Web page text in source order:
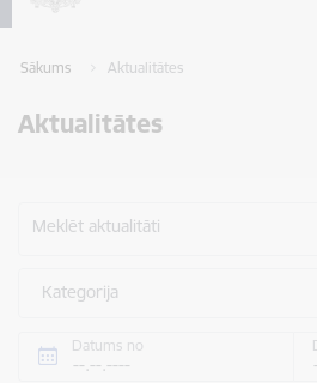
Sākums Aktualitātes
Aktualitātes
Meklēt aktualitāti
Kategorija
Datums no